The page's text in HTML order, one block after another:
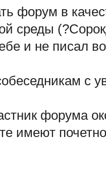
форум в
среды
и не писал
с
форума
имеют